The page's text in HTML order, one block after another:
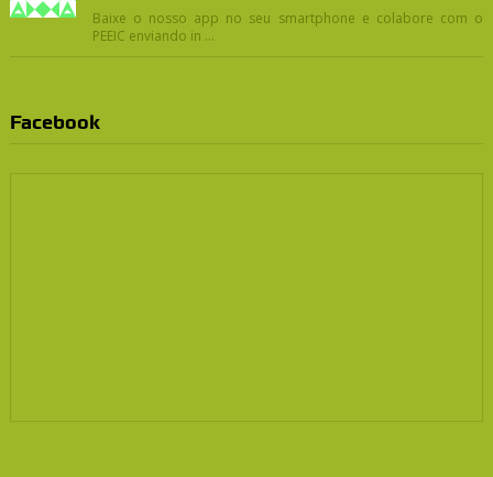
Baixe o nosso app no seu smartphone e colabore com o
PEEIC enviando in ...
Facebook